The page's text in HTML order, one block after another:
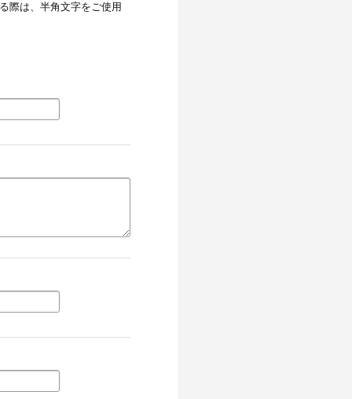
際は、半角文字をご使用